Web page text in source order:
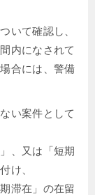
いて確認し、
内になされて
合には、警備
い案件として
、又は「短期
け、
滞在」の在留